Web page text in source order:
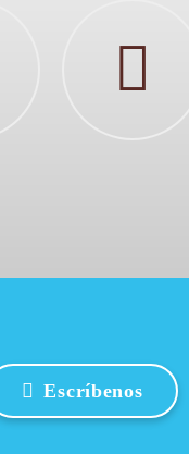
Escríbenos